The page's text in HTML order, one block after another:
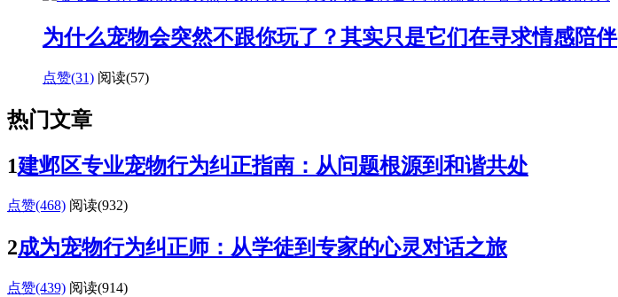
为什么宠物会突然不跟你玩了？其实只是它们在寻求情感陪伴
点赞(31) 阅读(57)
热门文章
1建邺区专业宠物行为纠正指南：从问题根源到和谐共处
点赞(468) 阅读(932)
2成为宠物行为纠正师：从学徒到专家的心灵对话之旅
点赞(439) 阅读(914)